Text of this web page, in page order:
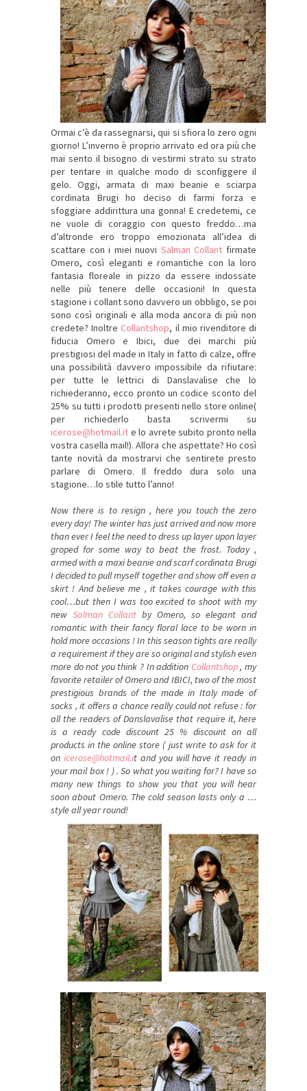
Ormai c’è da rassegnarsi, qui si sfiora lo zero ogni
giorno! L’inverno è proprio arrivato ed ora più che
mai sento il bisogno di vestirmi strato su strato
per tentare in qualche modo di sconfiggere il
gelo. Oggi, armata di maxi beanie e sciarpa
cordinata Brugi ho deciso di farmi forza e
sfoggiare addirittura una gonna! E credetemi, ce
ne vuole di coraggio con questo freddo…ma
d’altronde ero troppo emozionata all’idea di
scattare con i miei nuovi Salman Collant firmate
Omero, così eleganti e romantiche con la loro
fantasia floreale in pizzo da essere indossate
nelle più tenere delle occasioni! In questa
stagione i collant sono davvero un obbligo, se poi
sono così originali e alla moda ancora di più non
credete? Inoltre Collantshop, il mio rivenditore di
fiducia Omero e Ibici, due dei marchi più
prestigiosi del made in Italy in fatto di calze, offre
una possibilità davvero impossibile da rifiutare:
per tutte le lettrici di Danslavalise che lo
richiederanno, ecco pronto un codice sconto del
25% su tutti i prodotti presenti nello store online(
per richiederlo basta scrivermi su
icerose@hotmail.it e lo avrete subito pronto nella
vostra casella mail!). Allora che aspettate? Ho così
tante novità da mostrarvi che sentirete presto
parlare di Omero. Il freddo dura solo una
stagione…lo stile tutto l’anno!
Now there is to resign , here you touch the zero
every day! The winter has just arrived and now more
than ever I feel the need to dress up layer upon layer
groped for some way to beat the frost. Today ,
armed with a maxi beanie and scarf cordinata Brugi
I decided to pull myself together and show off even a
skirt ! And believe me , it takes courage with this
cool…but then I was too excited to shoot with my
new Salman Collant by Omero, so elegant and
romantic with their fancy floral lace to be worn in
hold more occasions ! In this season tights are really
a requirement if they are so original and stylish even
more do not you think ? In addition Collantshop, my
favorite retailer of Omero and IBICI, two of the most
prestigious brands of the made in Italy made ​​of
socks , it offers a chance really could not refuse : for
all the readers of Danslavalise that require it, here
is a ready code discount 25 % discount on all
products in the online store ( just write to ask for it
on icerose@hotmail.it and you will have it ready in
your mail box ! ) . So what you waiting for? I have so
many new things to show you that you will hear
soon about Omero. The cold season lasts only a …
style all year round!